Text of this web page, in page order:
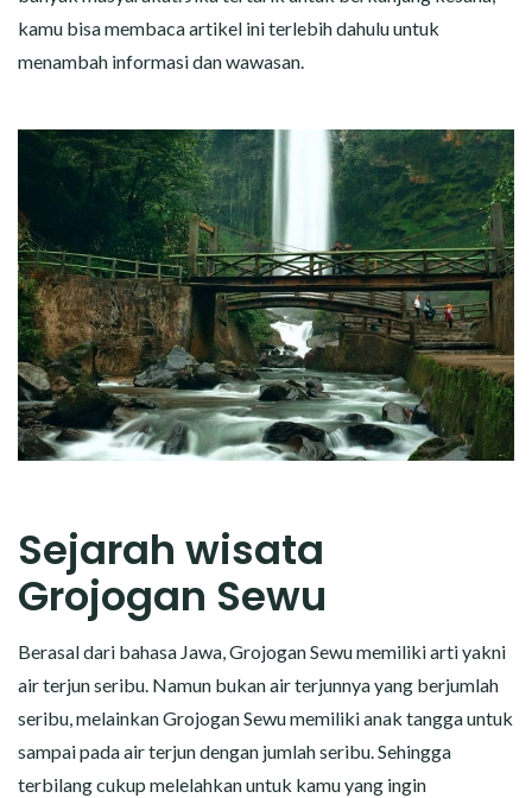
kamu bisa membaca artikel ini terlebih dahulu untuk
menambah informasi dan wawasan.
Sejarah wisata
Grojogan Sewu
Berasal dari bahasa Jawa, Grojogan Sewu memiliki arti yakni
air terjun seribu. Namun bukan air terjunnya yang berjumlah
seribu, melainkan Grojogan Sewu memiliki anak tangga untuk
sampai pada air terjun dengan jumlah seribu. Sehingga
terbilang cukup melelahkan untuk kamu yang ingin